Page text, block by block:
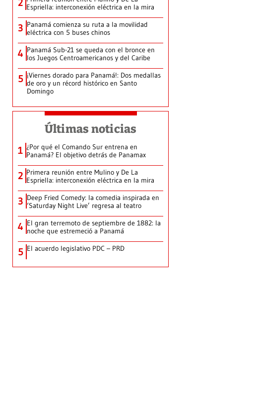
Espriella: interconexión eléctrica en la mira
3 Panamá comienza su ruta a la movilidad
eléctrica con 5 buses chinos
4 Panamá Sub-21 se queda con el bronce en
los Juegos Centroamericanos y del Caribe
5 ¡Viernes dorado para Panamá!: Dos medallas
de oro y un récord histórico en Santo
Domingo
Últimas noticias
1 ¿Por qué el Comando Sur entrena en
Panamá? El objetivo detrás de Panamax
2 Primera reunión entre Mulino y De La
Espriella: interconexión eléctrica en la mira
3 Deep Fried Comedy: la comedia inspirada en
‘Saturday Night Live’ regresa al teatro
4 El gran terremoto de septiembre de 1882: la
noche que estremeció a Panamá
5 El acuerdo legislativo PDC – PRD